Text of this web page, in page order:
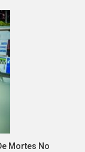
Mortes No